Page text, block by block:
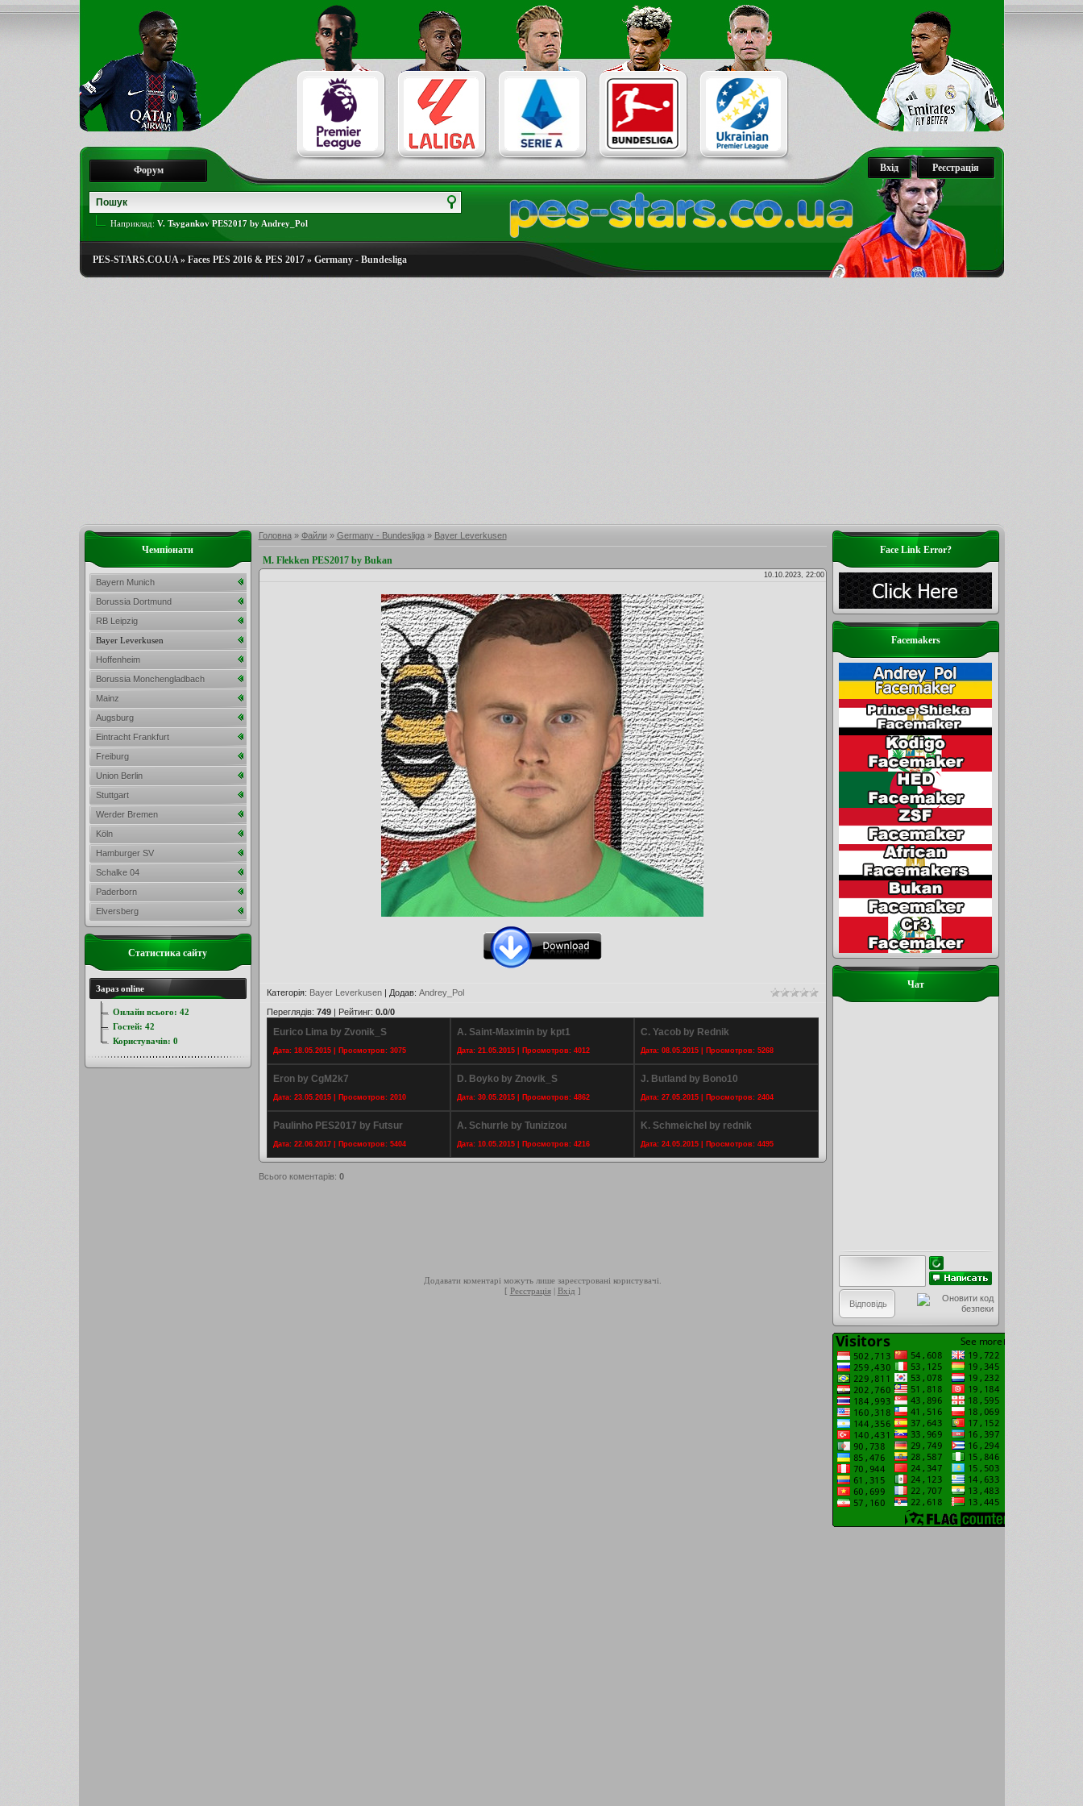
Реєстрація
Вхід
Форум
Наприклад: V. Tsygankov PES2017 by Andrey_Pol
PES-STARS.CO.UA» Faces PES 2016 & PES 2017» Germany - Bundesliga
Головна» Файли» Germany - Bundesliga» Bayer Leverkusen
M. Flekken PES2017 by Bukan
10.10.2023, 22:00
Категорія: Bayer Leverkusen| Додав: Andrey_Pol
Переглядів: 749| Рейтинг: 0.0/0
Eurico Lima by Zvonik_S
Дата: 18.05.2015 | Просмотров: 3075
A. Saint-Maximin by kpt1
Дата: 21.05.2015 | Просмотров: 4012
C. Yacob by Rednik
Дата: 08.05.2015 | Просмотров: 5268
Eron by CgM2k7
Дата: 23.05.2015 | Просмотров: 2010
D. Boyko by Znovik_S
Дата: 30.05.2015 | Просмотров: 4862
J. Butland by Bono10
Дата: 27.05.2015 | Просмотров: 2404
Paulinho PES2017 by Futsur
Дата: 22.06.2017 | Просмотров: 5404
A. Schurrle by Tunizizou
Дата: 10.05.2015 | Просмотров: 4216
K. Schmeichel by rednik
Дата: 24.05.2015 | Просмотров: 4495
Всього коментарів: 0
Додавати коментарі можуть лише зареєстровані користувачі.
[ Реєстрація| Вхід ]
Face Link Error?
Facemakers
Чат
Чемпіонати
Bayern Munich
Borussia Dortmund
RB Leipzig
Bayer Leverkusen
Hoffenheim
Borussia Monchengladbach
Mainz
Augsburg
Eintracht Frankfurt
Freiburg
Union Berlin
Stuttgart
Werder Bremen
Köln
Hamburger SV
Schalke 04
Paderborn
Elversberg
Статистика сайту
Зараз online
Онлайн всього: 42
Гостей: 42
Користувачів: 0